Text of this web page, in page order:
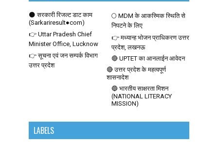
🌑 सरकारी रिजल्ट डाट काम
(Sarkariresult●com)
🌕 MDM के आकस्मिक स्थिति से
निपटने के लिए
👉 Uttar Pradesh Chief
Minister Office, Lucknow
👉 मध्यान्ह भोजन प्राधिकरण उत्तर
प्रदेश, लखनऊ
👉 सूचना एवं जन सम्पर्क विभाग
उत्तर प्रदेश
🔴 UPTET का आनलाईन आवेदन
🔴 उत्तर प्रदेश के महत्वपूर्ण
शासनादेश
🔵 भारतीय साक्षरता मिशन
(NATIONAL LITERACY
MISSION)
LABELS